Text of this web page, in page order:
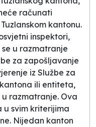
računati
kantonu.
inspektori,
u razmatranje
za zapošljavanje
iz Službe za
ili entiteta,
razmatranje. Ova
u svim kriterijima
Nijedan kanton